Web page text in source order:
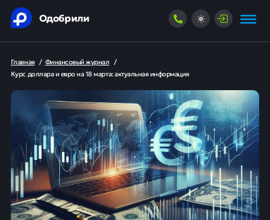
Одобрили
Главная / Финансовый журнал /
Курс доллара и евро на 18 марта: актуальная информация